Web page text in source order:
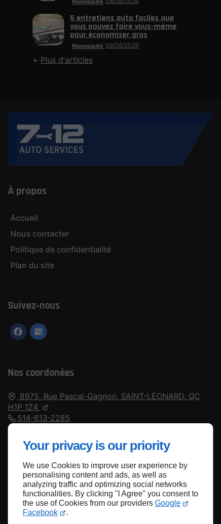
Your privacy is our priority
We use Cookies to improve user experience by
personalising content and ads, as well as
analyzing traffic and optimizing social networks
functionalities. By clicking "I Agree" you consent to
the use of Cookies from our providers Google
Facebook
.
Nouveauté 08/06/2026
5 entretiens auto faciles que
vous pouvez faire vous-même
pour économiser gros
Plus d'articles
À propos
Accueil
Nous contacter
Politique de confidentialité
Plan du site
Suivez‑nous
Nos coordonées
8975, Rue Pascal-Gagnon, SAINT-LÉONARD, QC
H1P 1Z4
514-613-2285
Haut de page